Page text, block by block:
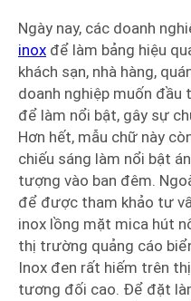
Ngày nay, các doanh
inox để làm bảng hiệu
khách sạn, nhà hàng,
doanh nghiệp muốn đầu
để làm nổi bật, gây sự
Hơn hết, mẫu chữ này
chiếu sáng làm nổi bật
tượng vào ban đêm.
để được tham khảo tư
inox lồng mặt mica hút
thị trường quảng cáo
Inox đen rất hiếm trên
tương đối cao. Để đặt